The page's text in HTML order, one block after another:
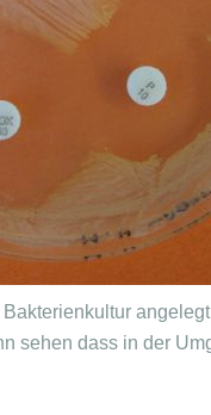
sehen dass in der